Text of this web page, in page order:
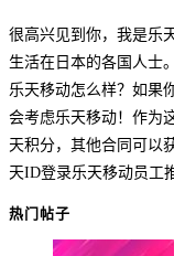
很高兴见到你，我是乐
生活在日本的各国人士
乐天移动怎么样？如果
会考虑乐天移动！作为
天积分，其他合同可以
天ID登录乐天移动员工
热门帖子